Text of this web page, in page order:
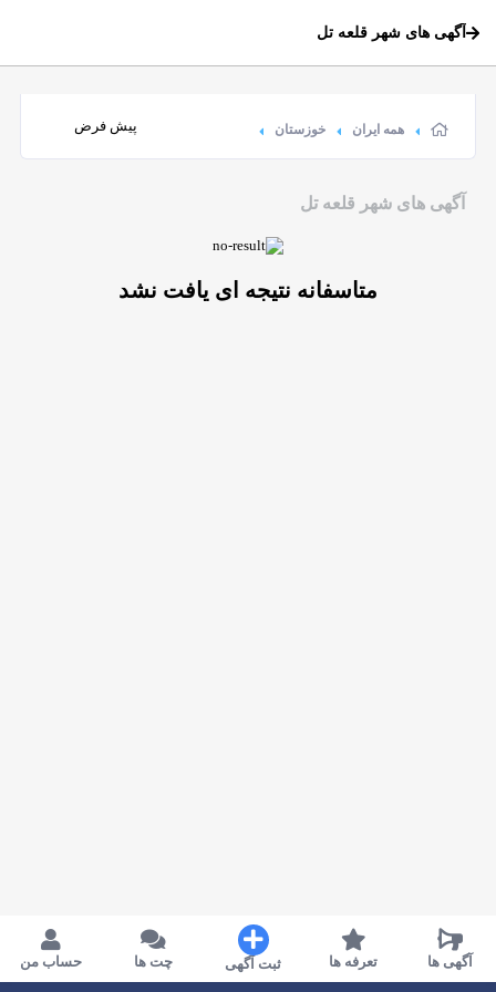
آگهی های شهر قلعه تل
همه ایران خوزستان
آگهی های شهر قلعه تل
متاسفانه نتیجه ای یافت نشد
آگهی ها تعرفه ها ثبت آگهی چت ها حساب من